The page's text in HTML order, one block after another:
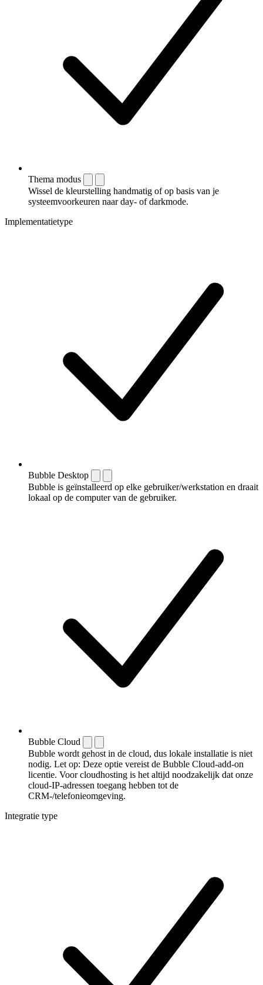
Thema modus
Wissel de kleurstelling handmatig of op basis van je
systeemvoorkeuren naar day- of darkmode.
Implementatietype
Bubble Desktop
Bubble is geïnstalleerd op elke gebruiker/werkstation en draait
lokaal op de computer van de gebruiker.
Bubble Cloud
Bubble wordt gehost in de cloud, dus lokale installatie is niet
nodig. Let op: Deze optie vereist de Bubble Cloud-add-on
licentie. Voor cloudhosting is het altijd noodzakelijk dat onze
cloud-IP-adressen toegang hebben tot de
CRM-/telefonieomgeving.
Integratie type